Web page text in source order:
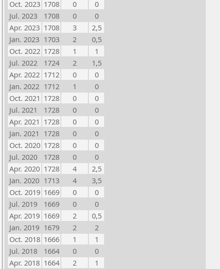
Oct. 2023 1708 0
0
Jul. 2023
1708 0
0
Apr. 2023 1708 3
2,5
Jan. 2023 1703 2
0,5
Oct. 2022 1728 1
1
Jul. 2022
1724 2
1,5
Apr. 2022 1712 0
0
Jan. 2022 1712 1
0
Oct. 2021 1728 0
0
Jul. 2021
1728 0
0
Apr. 2021 1728 0
0
Jan. 2021 1728 0
0
Oct. 2020 1728 0
0
Jul. 2020
1728 0
0
Apr. 2020 1728 4
2,5
Jan. 2020 1713 4
3,5
Oct. 2019 1669 0
0
Jul. 2019
1669 0
0
Apr. 2019 1669 2
0,5
Jan. 2019 1679 2
2
Oct. 2018 1666 1
1
Jul. 2018
1664 0
0
Apr. 2018 1664 2
1